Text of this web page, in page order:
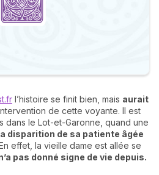
l’histoire se finit bien, mais aurait
de cette voyante. Il est
dans le Lot-et-Garonne, quand une
disparition de sa patiente âgée
effet, la vieille dame est allée se
pas donné signe de vie depuis.